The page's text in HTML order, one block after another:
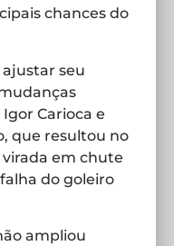
chances do
seu
Carioca e
que resultou no
em chute
do goleiro
ampliou